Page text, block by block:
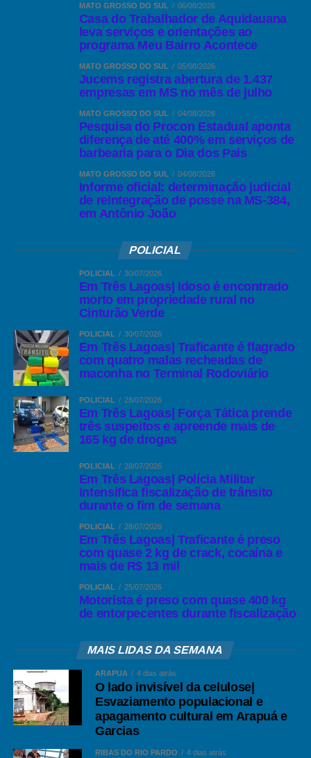
MATO GROSSO DO SUL 06/08/2026
Casa do Trabalhador de Aquidauana
leva serviços e orientações ao
programa Meu Bairro Acontece
MATO GROSSO DO SUL 05/08/2026
Jucems registra abertura de 1.437
empresas em MS no mês de julho
MATO GROSSO DO SUL 04/08/2026
Pesquisa do Procon Estadual aponta
diferença de até 400% em serviços de
barbearia para o Dia dos Pais
MATO GROSSO DO SUL 04/08/2026
Informe oficial: determinação judicial
de reintegração de posse na MS-384,
em Antônio João
POLICIAL
POLICIAL 30/07/2026
Em Três Lagoas| Idoso é encontrado
morto em propriedade rural no
Cinturão Verde
POLICIAL 30/07/2026
Em Três Lagoas| Traficante é flagrado
com quatro malas recheadas de
maconha no Terminal Rodoviário
POLICIAL 28/07/2026
Em Três Lagoas| Força Tática prende
três suspeitos e apreende mais de
165 kg de drogas
POLICIAL 28/07/2026
Em Três Lagoas| Polícia Militar
intensifica fiscalização de trânsito
durante o fim de semana
POLICIAL 28/07/2026
Em Três Lagoas| Traficante é preso
com quase 2 kg de crack, cocaína e
mais de R$ 13 mil
POLICIAL 25/07/2026
Motorista é preso com quase 400 kg
de entorpecentes durante fiscalização
MAIS LIDAS DA SEMANA
ARAPUÁ 4 dias atrás
O lado invisível da celulose|
Esvaziamento populacional e
apagamento cultural em Arapuá e
Garcias
RIBAS DO RIO PARDO 4 dias atrás